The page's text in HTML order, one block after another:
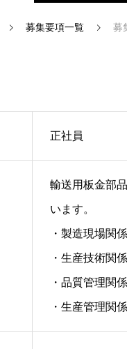
募集要項一覧 募
正社員
輸送用板金部
います。
・製造現場関
・生産技術関
・品質管理関
・生産管理関